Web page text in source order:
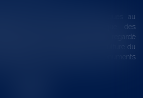
historiques
des monuments historiques au
économique et touristique des
historique a longtemps été regardé
que la commission de la culture du
2026, à la gestion des monuments
une ressour...